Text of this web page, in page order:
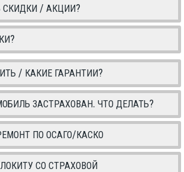
СКИДКИ / АКЦИИ?
?
/ КАКИЕ ГАРАНТИИ?
ЗАСТРАХОВАН. ЧТО ДЕЛАТЬ?
ПО ОСАГО/КАСКО
СО СТРАХОВОЙ